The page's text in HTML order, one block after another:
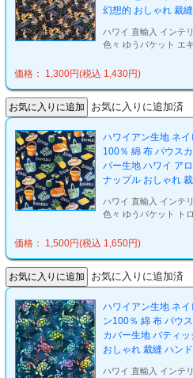
幻想的 おしゃれ 裁
ハワイ 直輸入 インテ
色々 ゆうパケット エ
価格： 1,300円(税込 1,430円)
お気に入りに追加済
ハワイアン生地 ネ
100％ 綿 布 パウス
バー生地 ハワイ ア
ナップル おしゃれ
ハワイ 直輸入 インテ
色々 ゆうパケット ト
価格： 1,500円(税込 1,650円)
お気に入りに追加済
ハワイアン生地 ネイ
ン100％ 綿 布 パウ
カバー生地 バティ
おしゃれ 裁縫 ハン
ハワイ 直輸入 インテ